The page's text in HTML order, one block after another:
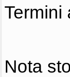
Termini
Nota